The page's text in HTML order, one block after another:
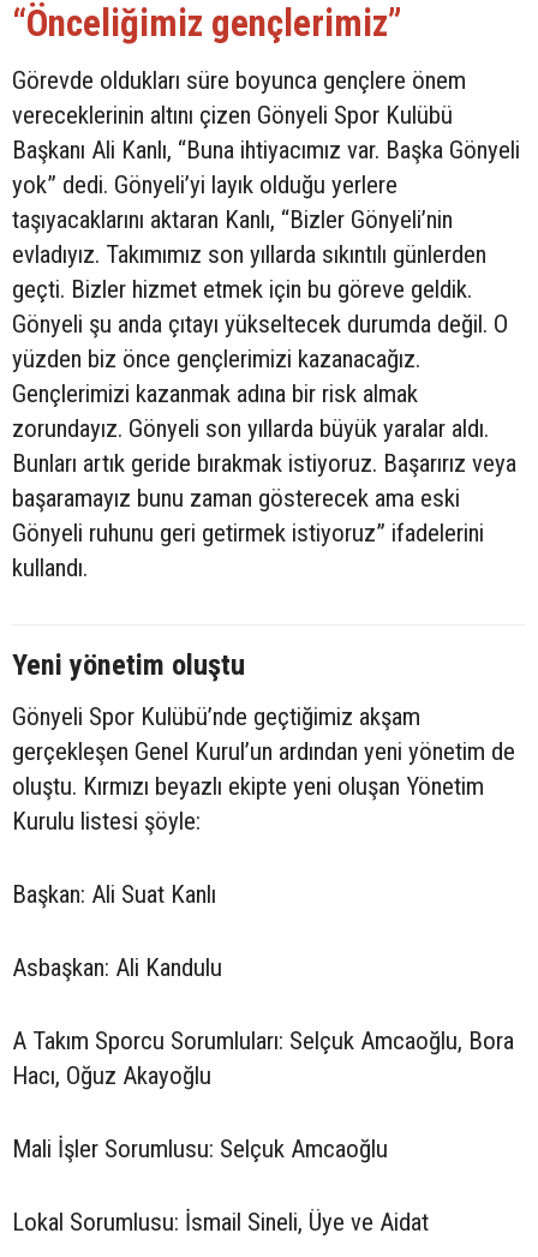
“Önceliğimiz gençlerimiz”
Görevde oldukları süre boyunca gençlere önem
vereceklerinin altını çizen Gönyeli Spor Kulübü
Başkanı Ali Kanlı, “Buna ihtiyacımız var. Başka Gönyeli
yok” dedi. Gönyeli’yi layık olduğu yerlere
taşıyacaklarını aktaran Kanlı, “Bizler Gönyeli’nin
evladıyız. Takımımız son yıllarda sıkıntılı günlerden
geçti. Bizler hizmet etmek için bu göreve geldik.
Gönyeli şu anda çıtayı yükseltecek durumda değil. O
yüzden biz önce gençlerimizi kazanacağız.
Gençlerimizi kazanmak adına bir risk almak
zorundayız. Gönyeli son yıllarda büyük yaralar aldı.
Bunları artık geride bırakmak istiyoruz. Başarırız veya
başaramayız bunu zaman gösterecek ama eski
Gönyeli ruhunu geri getirmek istiyoruz” ifadelerini
kullandı.
Yeni yönetim oluştu
Gönyeli Spor Kulübü’nde geçtiğimiz akşam
gerçekleşen Genel Kurul’un ardından yeni yönetim de
oluştu. Kırmızı beyazlı ekipte yeni oluşan Yönetim
Kurulu listesi şöyle:
Başkan: Ali Suat Kanlı
Asbaşkan: Ali Kandulu
A Takım Sporcu Sorumluları: Selçuk Amcaoğlu, Bora
Hacı, Oğuz Akayoğlu
Mali İşler Sorumlusu: Selçuk Amcaoğlu
Lokal Sorumlusu: İsmail Sineli, Üye ve Aidat